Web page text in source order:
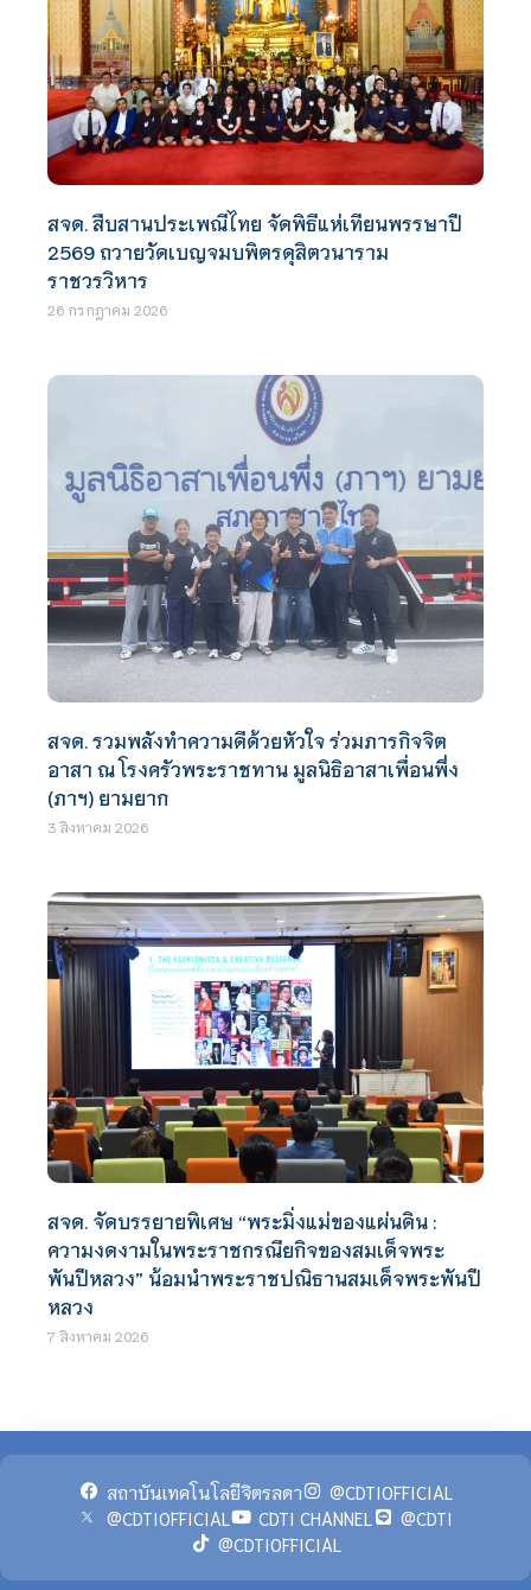
สจด. สืบสานประเพณีไทย จัดพิธีแห่เทียนพรรษาปี
2569 ถวายวัดเบญจมบพิตรดุสิตวนาราม
ราชวรวิหาร
26 กรกฎาคม 2026
สจด. รวมพลังทำความดีด้วยหัวใจ ร่วมภารกิจจิต
อาสา ณ โรงครัวพระราชทาน มูลนิธิอาสาเพื่อนพึ่ง
(ภาฯ) ยามยาก
3 สิงหาคม 2026
สจด. จัดบรรยายพิเศษ “พระมิ่งแม่ของแผ่นดิน :
ความงดงามในพระราชกรณียกิจของสมเด็จพระ
พันปีหลวง” น้อมนำพระราชปณิธานสมเด็จพระพันปี
หลวง
7 สิงหาคม 2026
สถาบันเทคโนโลยีจิตรลดา
@CDTIOFFICIAL
@CDTIOFFICIAL
CDTI CHANNEL
@CDTI
@CDTIOFFICIAL